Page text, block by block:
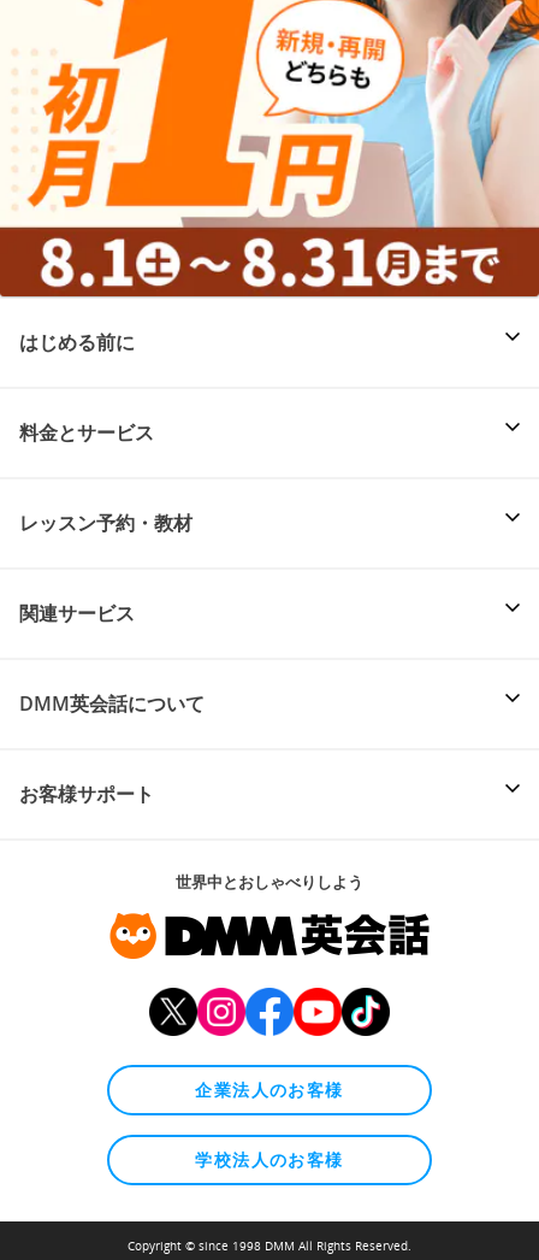
はじめる前に
料金とサービス
レッスン予約・教材
関連サービス
DMM英会話について
お客様サポート
世界中とおしゃべりしよう
企業法人のお客様
学校法人のお客様
Copyright © since 1998 DMM All Rights Reserved.